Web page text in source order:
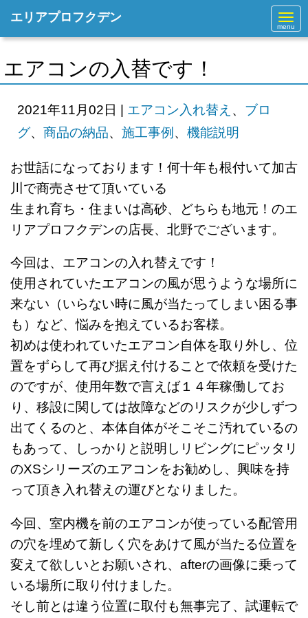
N
a
v
t
エリアプロフクデン
エアコンの入替です！
2021年11月02日 | エアコン入れ替え 、 ブロ
グ、 商品の納品、 施工事例、 機能説明
お世話になっております！何十年も根付いて加古
川で商売させて頂いている
生まれ育ち・住まいは高砂、どちらも地元！のエ
リアプロフクデンの店長、北野でございます。
今回は、エアコンの入れ替えです！
使用されていたエアコンの風が思うような場所に
来ない（いらない時に風が当たってしまい困る事
も）など、悩みを抱えているお客様。
初めは使われていたエアコン自体を取り外し、位
置をずらして再び据え付けることで依頼を受けた
のですが、 使用年数で言えば１４年稼働してお
り、移設に関しては故障などのリスクが少しずつ
出てくるのと、本体自体がそこそこ汚れているの
もあって、しっかりと説明しリビングにピッタリ
のXSシリーズのエアコンをお勧めし、興味を持
って頂き入れ替えの運びとなりました。
今回、室内機を前のエアコンが使っている配管用
の穴を埋めて新しく穴をあけて風が当たる位置を
変えて欲しいとお願いされ、 afterの画像に乗って
いる場所に取り付けました。
そし前とは違う位置に取付も無事完了、試運転で